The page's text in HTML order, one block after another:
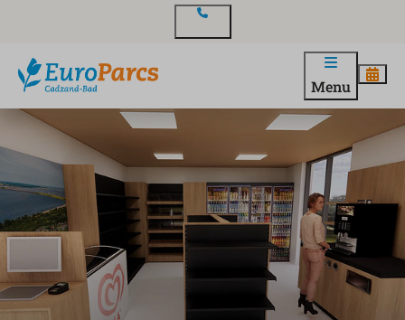
Menu